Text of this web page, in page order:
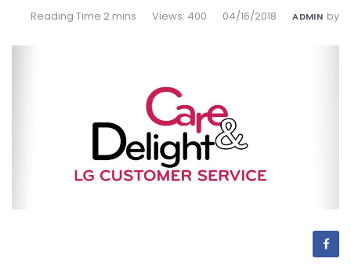
by
ADMIN
04/16/2018
Views: 400